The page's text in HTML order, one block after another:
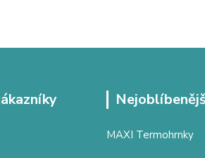
MAXI Termohrnky